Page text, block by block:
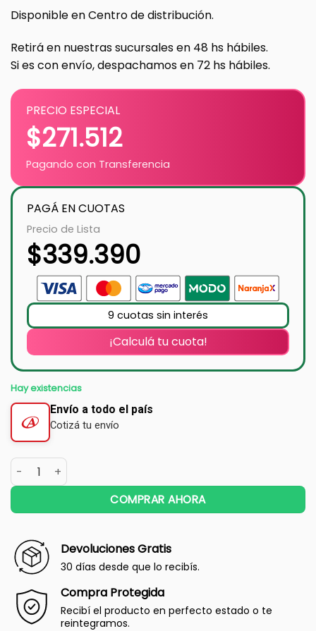
Disponible en Centro de distribución.
Retirá en nuestras sucursales en 48 hs hábiles.
Si es con envío, despachamos en 72 hs hábiles.
PRECIO ESPECIAL
$271.512
Pagando con Transferencia
PAGÁ EN CUOTAS
Precio de Lista
$339.390
9 cuotas sin interés
¡Calculá tu cuota!
Hay existencias
Envío a todo el país
Cotizá tu envío
COMPRAR AHORA
Devoluciones Gratis
30 días desde que lo recibís.
Compra Protegida
Recibí el producto en perfecto estado o te
reintegramos.